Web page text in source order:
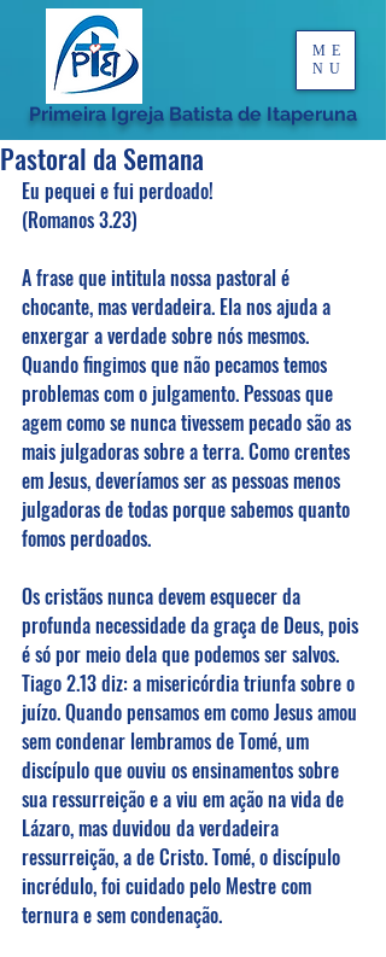
Primeira Igreja Batista de Itaperuna
ME
NU
Pastoral da Semana
Eu pequei e fui perdoado!
(Romanos 3.23)
A frase que intitula nossa pastoral é
chocante, mas verdadeira. Ela nos ajuda a
enxergar a verdade sobre nós mesmos.
Quando fingimos que não pecamos temos
problemas com o julgamento. Pessoas que
agem como se nunca tivessem pecado são as
mais julgadoras sobre a terra. Como crentes
em Jesus, deveríamos ser as pessoas menos
julgadoras de todas porque sabemos quanto
fomos perdoados.
Os cristãos nunca devem esquecer da
profunda necessidade da graça de Deus, pois
é só por meio dela que podemos ser salvos.
Tiago 2.13 diz: a misericórdia triunfa sobre o
juízo. Quando pensamos em como Jesus amou
sem condenar lembramos de Tomé, um
discípulo que ouviu os ensinamentos sobre
sua ressurreição e a viu em ação na vida de
Lázaro, mas duvidou da verdadeira
ressurreição, a de Cristo. Tomé, o discípulo
incrédulo, foi cuidado pelo Mestre com
ternura e sem condenação.